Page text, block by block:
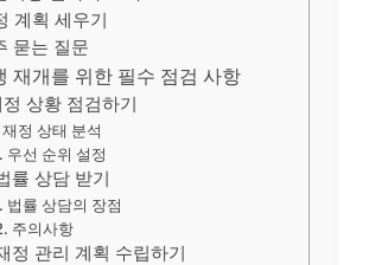
계획 세우기
묻는 질문
재개를 위한 필수 점검 사항
정 상황 점검하기
재정 상태 분석
우선 순위 설정
률 상담 받기
법률 상담의 장점
주의사항
정 관리 계획 수립하기